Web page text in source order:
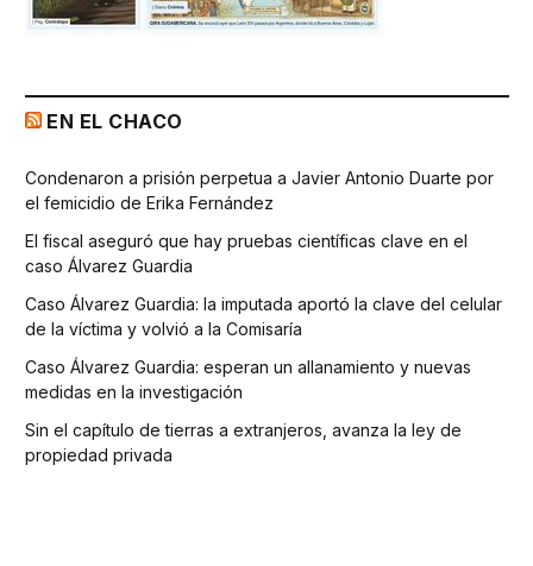
EN EL CHACO
Condenaron a prisión perpetua a Javier Antonio Duarte por
el femicidio de Erika Fernández
El fiscal aseguró que hay pruebas científicas clave en el
caso Álvarez Guardia
Caso Álvarez Guardia: la imputada aportó la clave del celular
de la víctima y volvió a la Comisaría
Caso Álvarez Guardia: esperan un allanamiento y nuevas
medidas en la investigación
Sin el capítulo de tierras a extranjeros, avanza la ley de
propiedad privada